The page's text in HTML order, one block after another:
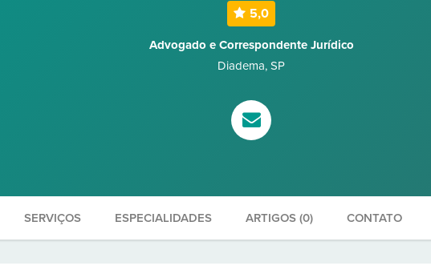
5,0
Advogado e Correspondente Jurídico
Diadema, SP
SERVIÇOS ESPECIALIDADES ARTIGOS (0) CONTATO